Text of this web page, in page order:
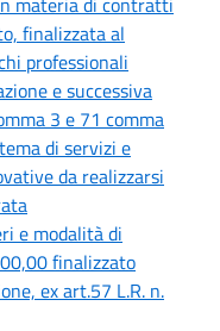
finalizzata al
professionali
e successiva
3 e 71 comma
di servizi e
da realizzarsi
e modalità di
finalizzato
ex art.57 L.R. n.